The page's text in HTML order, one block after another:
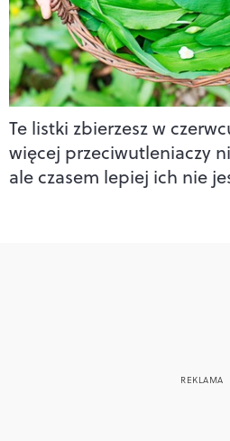
Te listki zbierzesz w
więcej przeciwutleniaczy
ale czasem lepiej ich nie